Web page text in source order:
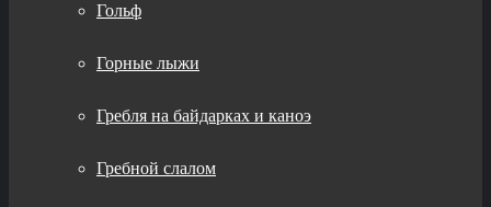
Гольф
Горные лыжи
Гребля на байдарках и каноэ
Гребной слалом